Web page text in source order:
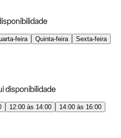
feira Quinta-feira
Sexta-feira
disponibilidade
12:00 às 14:00
14:00 às 16:00